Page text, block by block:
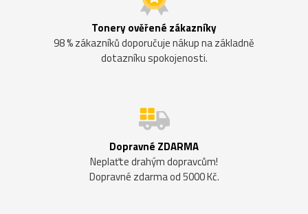
Tonery ověřené zákazníky
98 % zákazníků doporučuje nákup na základně
dotazníku spokojenosti.
Dopravné ZDARMA
Neplaťte drahým dopravcům!
Dopravné zdarma od 5000 Kč.